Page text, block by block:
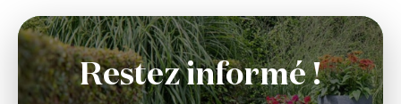
Restez informé !